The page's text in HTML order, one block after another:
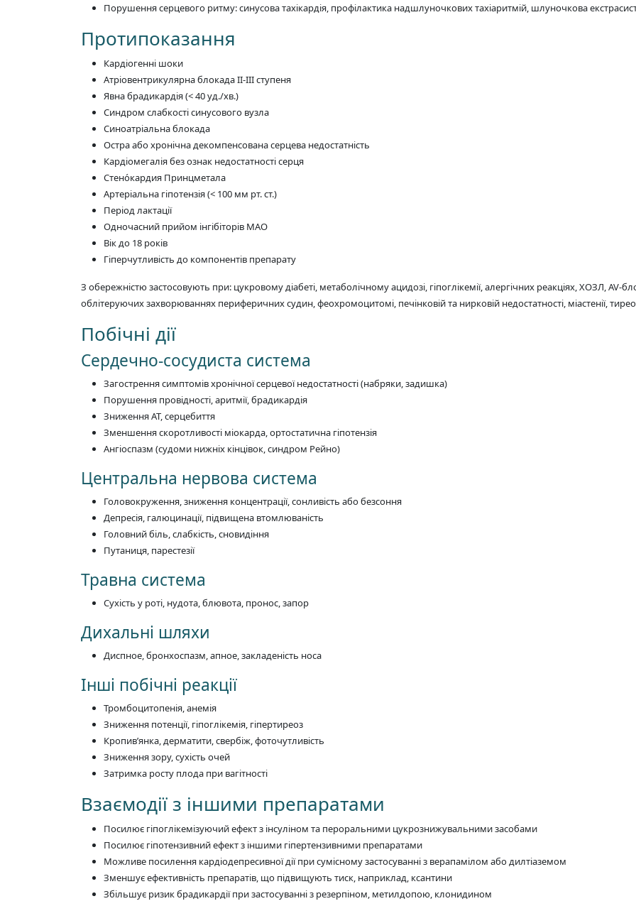
Порушення серцевого ритму: синусова тахікардія, профілактика надшлуночкових тахіаритмій, шлуночкова
Протипоказання
Кардіогенні шоки
Атріовентрикулярна блокада II-III ступеня
Явна брадикардія (< 40 уд./хв.)
Синдром слабкості синусового вузла
Синоатріальна блокада
Остра або хронічна декомпенсована серцева недостатність
Кардіомегалія без ознак недостатності серця
Стено́кардия Принцметала
Артеріальна гіпотензія (< 100 мм рт. ст.)
Період лактації
Одночасний прийом інгібіторів МАО
Вік до 18 років
Гіперчутливість до компонентів препарату
З обережністю застосовують при: цукровому діабеті, метаболічному ацидозі, гіпоглікемії, алергічних реакціях, ХОЗЛ, AV-
облітеруючих захворюваннях периферичних судин, феохромоцитомі, печінковій та нирковій недостатності, міастенії,
Побічні дії
Сердечно-сосудиста система
Загострення симптомів хронічної серцевої недостатності (набряки, задишка)
Порушення провідності, аритмії, брадикардія
Зниження АТ, серцебиття
Зменшення скоротливості міокарда, ортостатична гіпотензія
Ангіоспазм (судоми нижніх кінцівок, синдром Рейно)
Центральна нервова система
Головокруження, зниження концентрації, сонливість або безсоння
Депресія, галюцинації, підвищена втомлюваність
Головний біль, слабкість, сновидіння
Путаниця, парестезії
Травна система
Сухість у роті, нудота, блювота, пронос, запор
Дихальні шляхи
Диспное, бронхоспазм, апное, закладеність носа
Інші побічні реакції
Тромбоцитопенія, анемія
Зниження потенції, гіпоглікемія, гіпертиреоз
Кропив’янка, дерматити, свербіж, фоточутливість
Зниження зору, сухість очей
Затримка росту плода при вагітності
Взаємодії з іншими препаратами
Посилює гіпоглікемізуючий ефект з інсуліном та пероральними цукрознижувальними засобами
Посилює гіпотензивний ефект з іншими гіпертензивними препаратами
Можливе посилення кардіодепресивної дії при сумісному застосуванні з верапамілом або дилтіаземом
Зменшує ефективність препаратів, що підвищують тиск, наприклад, ксантини
Збільшує ризик брадикардії при застосуванні з резерпіном, метилдопою, клонидином